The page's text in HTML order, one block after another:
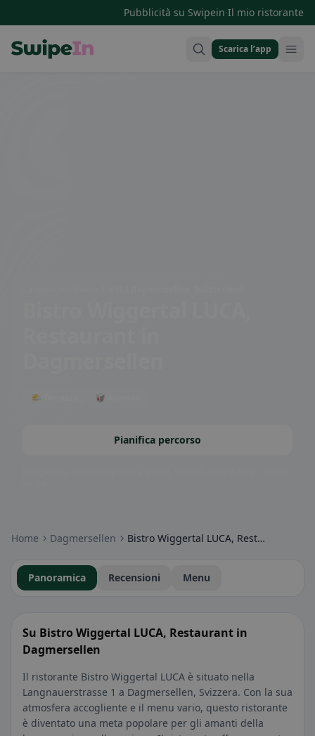
Pubblicità su Swipein·Il mio ristorante
Scarica l’app
🌤 Terrazza 🥡 Asporto
Pianifica percorso
Home Dagmersellen Bistro Wiggertal LUCA, Restaurant in Dagmersellen
Panoramica Recensioni Menu
Su Bistro Wiggertal LUCA, Restaurant in
Dagmersellen
Il ristorante Bistro Wiggertal LUCA è situato nella
Langnauerstrasse 1 a Dagmersellen, Svizzera. Con la sua
atmosfera accogliente e il menu vario, questo ristorante
è diventato una meta popolare per gli amanti della